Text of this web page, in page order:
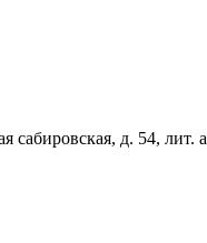
сабировская, д. 54, лит. а